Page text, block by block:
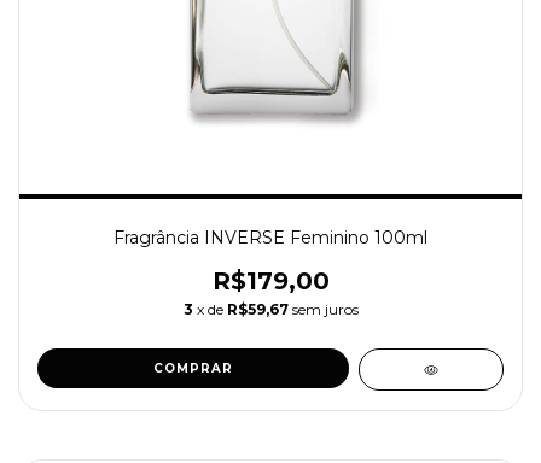
Fragrância INVERSE Feminino 100ml
R$179,00
3 x de R$59,67 sem juros
COMPRAR